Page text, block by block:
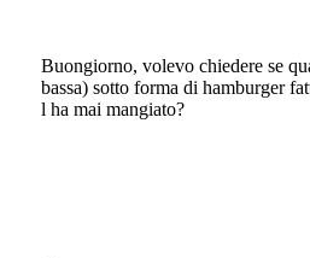
Buongiorno, volevo chiedere se
bassa) sotto forma di hamburger
l ha mai mangiato?